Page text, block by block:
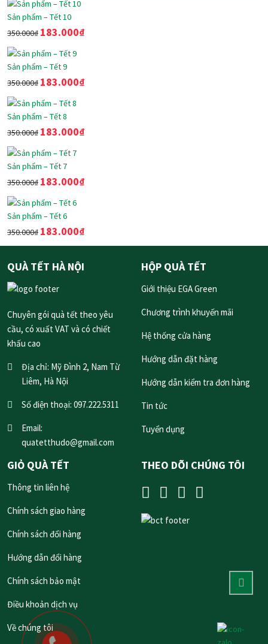
Sản phẩm – Tết 10
350.000₫ 183.000₫
Sản phẩm – Tết 9
350.000₫ 183.000₫
Sản phẩm – Tết 8
350.000₫ 183.000₫
Sản phẩm – Tết 7
350.000₫ 183.000₫
Sản phẩm – Tết 6
350.000₫ 183.000₫
QUÀ TẾT HÀ NỘI
Chuyên gói quà tết theo yêu
cầu, có xuất VAT và có chiết
khấu cao
Địa chỉ: Mỹ Đình 2, Nam Từ
Liêm, Hà Nội
Số điện thoại: 097.222.5311
Email:
quatetthudo@gmail.com
HỘP QUÀ TẾT
Giới thiệu EGA Green
Chương trình khuyến mãi
Hệ thống cửa hàng
Hướng dẫn đặt hàng
Hướng dẫn kiểm tra đơn hàng
Tin tức
Tuyển dụng
GIỎ QUÀ TẾT
Thông tin liên hệ
Chính sách giao hàng
Chính sách đổi hàng
Hướng dẫn đổi hàng
Chính sách bảo mật
Điều khoản dịch vụ
Về chúng tôi
THEO DÕI CHÚNG TÔI